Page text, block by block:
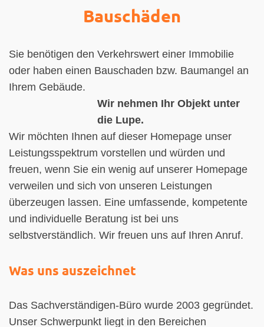
Bauschäden
Sie benötigen den Verkehrswert einer Immobilie
oder haben einen Bauschaden bzw. Baumangel an
Ihrem Gebäude.
Wir nehmen Ihr Objekt unter
die Lupe.
Wir möchten Ihnen auf dieser Homepage unser
Leistungsspektrum vorstellen und würden und
freuen, wenn Sie ein wenig auf unserer Homepage
verweilen und sich von unseren Leistungen
überzeugen lassen. Eine umfassende, kompetente
und individuelle Beratung ist bei uns
selbstverständlich. Wir freuen uns auf Ihren Anruf.
Was uns auszeichnet
Das Sachverständigen-Büro wurde 2003 gegründet.
Unser Schwerpunkt liegt in den Bereichen